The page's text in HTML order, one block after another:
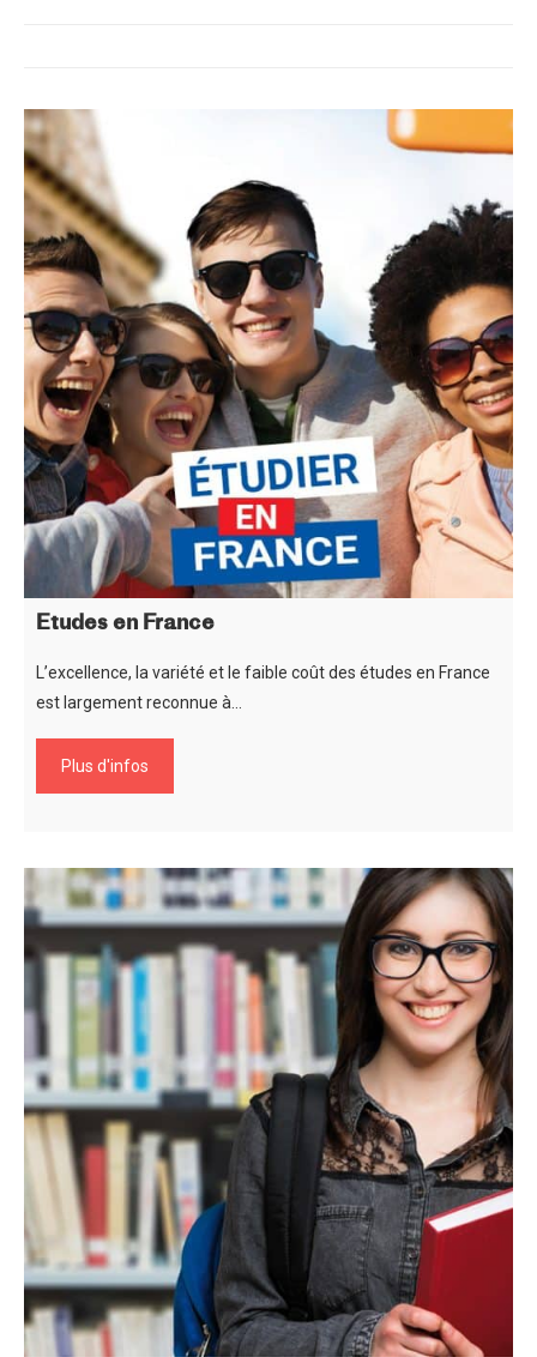
Etudes en France
L’excellence, la variété et le faible coût des études en France
est largement reconnue à…
Plus d'infos